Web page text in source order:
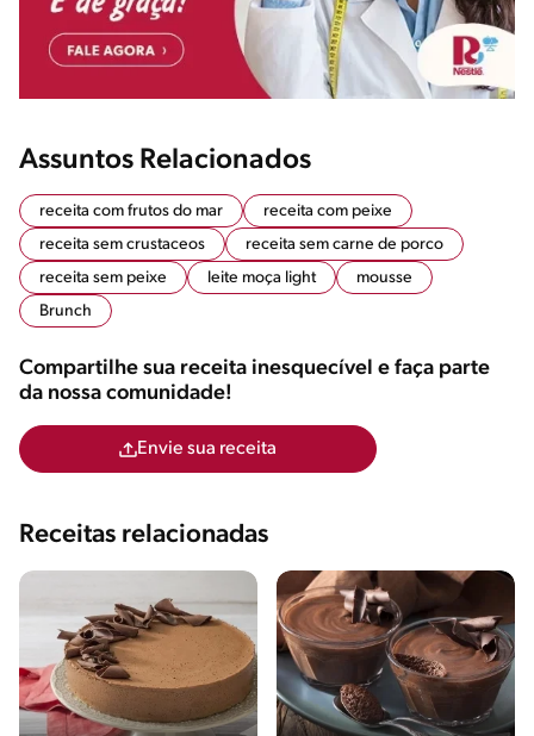
Assuntos Relacionados
receita com frutos do mar
receita com peixe
receita sem crustaceos
receita sem carne de porco
receita sem peixe
leite moça light
mousse
Brunch
Compartilhe sua receita inesquecível e faça parte
da nossa comunidade!
Envie sua receita
Receitas relacionadas